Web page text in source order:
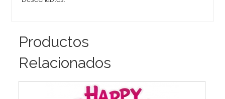
Productos
Relacionados